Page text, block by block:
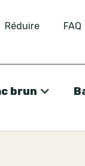
Réduire FAQ
brun